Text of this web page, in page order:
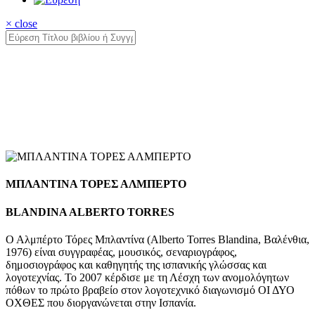
× close
ΜΠΛΑΝΤΙΝΑ ΤΟΡΕΣ ΑΛΜΠΕΡΤΟ
BLANDINA ALBERTO TORRES
Ο Αλμπέρτο Τόρες Μπλαντίνα (Αlberto Torres Blandina, Bαλένθια,
1976) είναι συγγραφέας, μουσικός, σεναριογράφος,
δημοσιογράφος και καθηγητής της ισπανικής γλώσσας και
λογοτεχνίας. Το 2007 κέρδισε με τη Λέσχη των ανομολόγητων
πόθων το πρώτο βραβείο στον λογοτεχνικό διαγωνισμό ΟΙ ΔΥΟ
ΟΧΘΕΣ που διοργανώνεται στην Ισπανία.